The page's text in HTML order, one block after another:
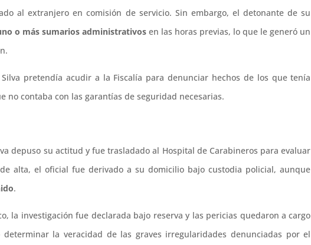
al extranjero en comisión de servicio. Sin embargo, el detonante de su
o más sumarios administrativosen las horas previas, lo que le generó un
pretendía acudir a la Fiscalía para denunciar hechos de los que tenía
no contaba con las garantías de seguridad necesarias.
depuso su actitud y fue trasladado al Hospital de Carabineros para evaluar
alta, el oficial fue derivado a su domicilio bajo custodia policial, aunque
.
la investigación fue declarada bajo reserva y las pericias quedaron a cargo
determinar la veracidad de las graves irregularidades denunciadas por el